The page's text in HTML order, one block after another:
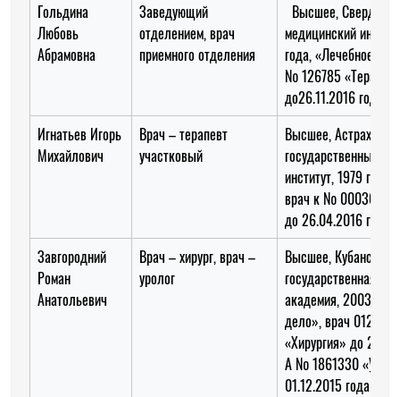
Гольдина
Любовь
Абрамовна
Заведующий
отделением, врач
приемного отделения
Высшее,
медицинский
года, «Лечебное
№ 126785
до26.11.2016 года
Игнатьев Игорь
Михайлович
Врач – терапевт
участковый
Высшее,
государственный
институт, 1979 год,
врач к № 0003667
до 26.04.2016 года
Завгородний
Роман
Анатольевич
Врач – хирург, врач –
уролог
Высшее, Кубанская
государственная
академия, 2003
дело», врач
«Хирургия» до
А № 1861330
01.12.2015 года